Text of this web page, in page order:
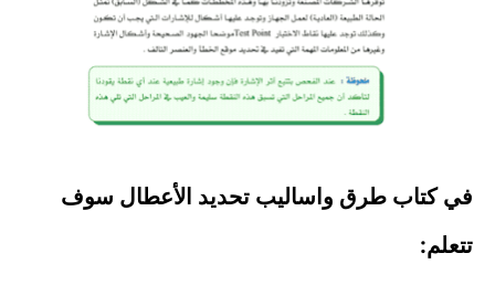
في كتاب طرق واساليب تحديد الأعطال سوف
تتعلم: